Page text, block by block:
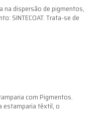
na dispersão de pigmentos,
SINTECOAT. Trata-se de
com Pigmentos.
estamparia têxtil, o